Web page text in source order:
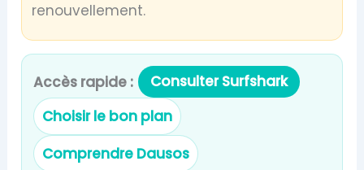
renouvellement.
Accès rapide :
Consulter Surfshark
Choisir le bon plan
Comprendre Dausos